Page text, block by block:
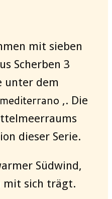
mit sieben
Scherben 3
unter dem
‚. Die
dieser Serie.
Südwind,
mit sich trägt.